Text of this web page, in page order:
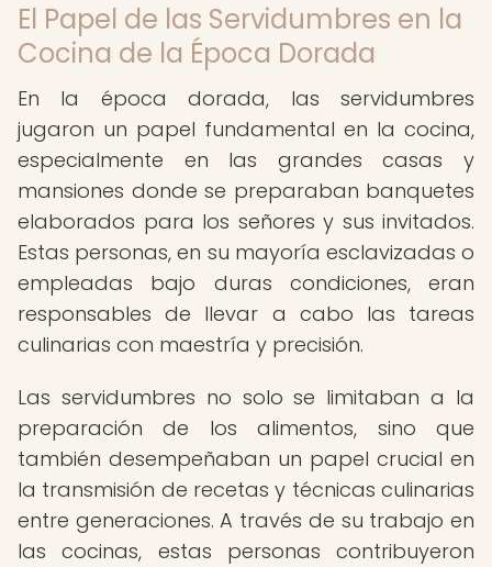
El Papel de las Servidumbres en la
Cocina de la Época Dorada
En la época dorada, las servidumbres
jugaron un papel fundamental en la cocina,
especialmente en las grandes casas y
mansiones donde se preparaban banquetes
elaborados para los señores y sus invitados.
Estas personas, en su mayoría esclavizadas o
empleadas bajo duras condiciones, eran
responsables de llevar a cabo las tareas
culinarias con maestría y precisión.
Las servidumbres no solo se limitaban a la
preparación de los alimentos, sino que
también desempeñaban un papel crucial en
la transmisión de recetas y técnicas culinarias
entre generaciones. A través de su trabajo en
las cocinas, estas personas contribuyeron